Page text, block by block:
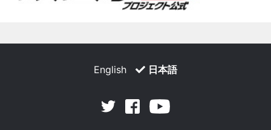
English 日本語
Twitter Facebook